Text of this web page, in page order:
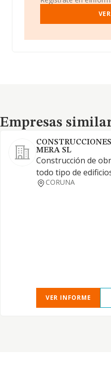
Empresas similares
Empresas
MERA SL
Construcción de
todo tipo de
CORUNA
VER INFORME